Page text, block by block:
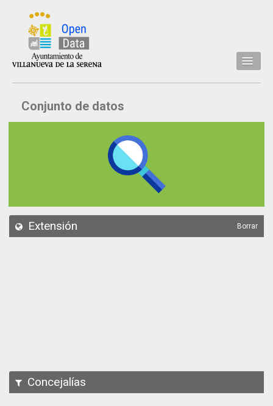
Inicio
Datos
API
Conjunto de datos
Extensión Borrar
Concejalías